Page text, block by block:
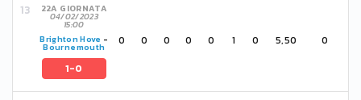
22A GIORNATA
04/02/2023
15:00
Brighton Hove -
Bournemouth
1-0
0 0 0 0 0 1 0 5,50 0